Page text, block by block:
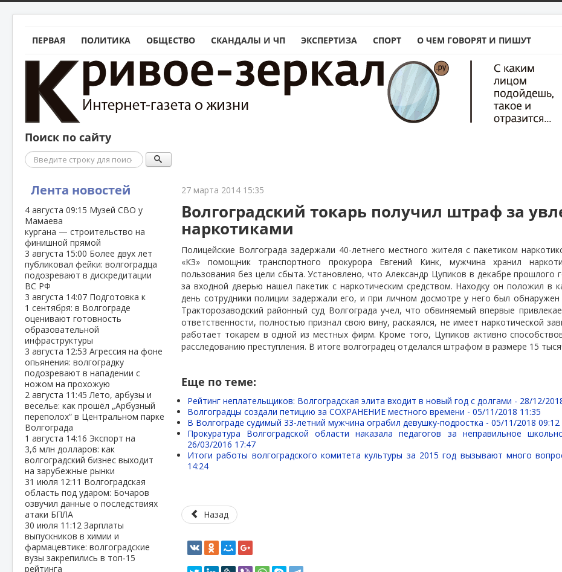
ПЕРВАЯ ПОЛИТИКА ОБЩЕСТВО СКАНДАЛЫ И ЧП ЭКСПЕРТИЗА СПОРТ О ЧЕМ ГОВОРЯТ И ПИШУТ
Поиск по сайту
Поиск
Лента новостей
4 августа 09:15 Музей СВО у
Мамаева
кургана — строительство на
финишной прямой
3 августа 15:00 Более двух лет
публиковал фейки: волгоградца
подозревают в дискредитации
ВС РФ
3 августа 14:07 Подготовка к
1 сентября: в Волгограде
оценивают готовность
образовательной
инфраструктуры
3 августа 12:53 Агрессия на фоне
опьянения: волгоградку
подозревают в нападении с
ножом на прохожую
2 августа 11:45Лето, арбузы и
веселье: как прошёл „Арбузный
переполох“ в Центральном парке
Волгограда
1 августа 14:16 Экспорт на
3,6 млн долларов: как
волгоградский бизнес выходит
на зарубежные рынки
31 июля 12:11 Волгоградская
область под ударом: Бочаров
озвучил данные о последствиях
атаки БПЛА
30 июля 11:12 Зарплаты
выпускников в химии и
фармацевтике: волгоградские
вузы закрепились в топ‑15
рейтинга
27 марта 2014 15:35
Волгоградский токарь получил штраф за
наркотиками
Полицейские Волгограда задержали 40-летнего местного жителя с пакетиком
«КЗ» помощник транспортного прокурора Евгений Кинк, мужчина хранил
пользования без цели сбыта. Установлено, что Александр Цупиков в декабре прошлого
за входной дверью нашел пакетик с наркотическим средством. Находку он положил в
день сотрудники полиции задержали его, и при личном досмотре у него был обнаружен
Тракторозаводский районный суд Волгограда учел, что обвиняемый впервые
ответственности, полностью признал свою вину, раскаялся, не имеет наркотической
работает токарем в одной из местных фирм. Кроме того, Цупиков активно
расследованию преступления. В итоге волгоградец отделался штрафом в размере 15
Еще по теме:
Рейтинг неплательщиков: Волгоградская элита входит в новый год с долгами - 28/12/
Волгоградцы создали петицию за СОХРАНЕНИЕ местного времени -05/11/2018 11:35
В Волгограде судимый 33-летний мужчина ограбил девушку-подростка -05/11/2018 09:12
Прокуратура Волгоградской области наказала педагогов за неправильное
26/03/2016 17:47
Итоги работы волгоградского комитета культуры за 2015 год вызывают много
14:24
Назад